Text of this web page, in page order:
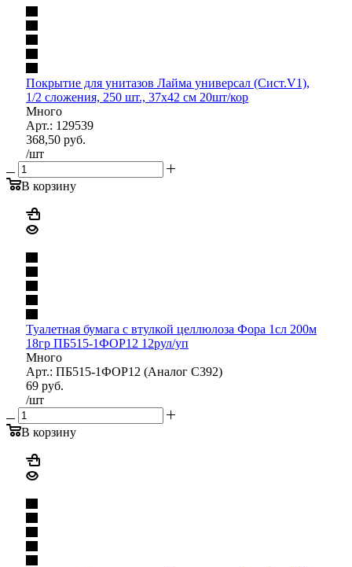
Покрытие для унитазов Лайма универсал (Сист.V1),
1/2 сложения, 250 шт., 37х42 см 20шт/кор
Много
Арт.: 129539
368,50 руб.
/шт
В корзину
Туалетная бумага с втулкой целлюлоза Фора 1сл 200м
18гр ПБ515-1ФОР12 12рул/уп
Много
Арт.: ПБ515-1ФОР12 (Аналог С392)
69 руб.
/шт
В корзину